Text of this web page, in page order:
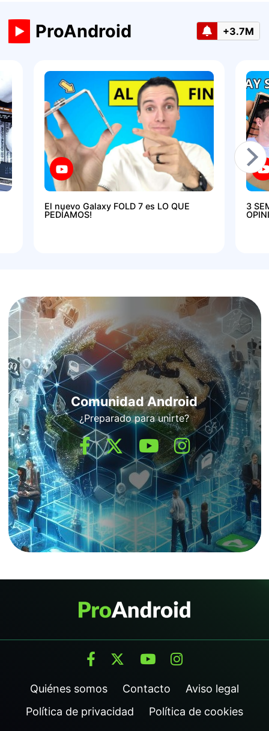
ProAndroid +3.7M
El nuevo Galaxy FOLD 7 es LO QUE
PEDÍAMOS!
3
Comunidad Android
¿Preparado para unirte?
Quiénes somos Contacto
Aviso legal
Política de privacidad
Política de cookies